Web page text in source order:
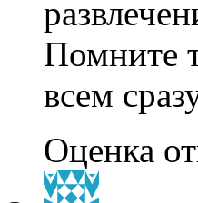
Помните
всем
Оценка